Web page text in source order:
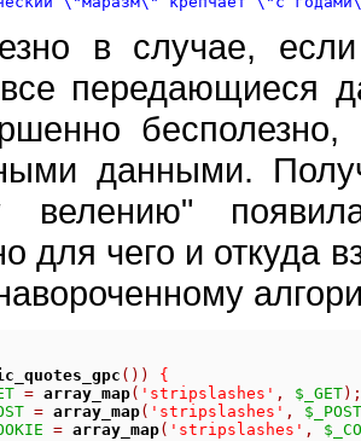
в случае,
все передающиеся
данными.
велению"
для чего и откуда
())
{
= array_map( 'stripslashes' , $_GET);
= array_map( 'stripslashes' ,
$_POST
= array_map( 'stripslashes' ,